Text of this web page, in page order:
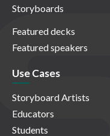
Storyboards
Featured decks
Featured speakers
Use Cases
Storyboard Artists
Educators
Students